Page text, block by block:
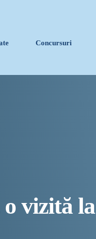
Concursuri
la apă nava „Histria Elara”
vizită la